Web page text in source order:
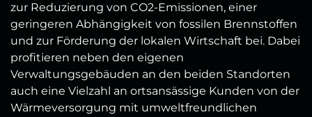
zur Reduzierung von CO2-Emissionen, einer
geringeren Abhängigkeit von fossilen Brennstoffen
und zur Förderung der lokalen Wirtschaft bei. Dabei
profitieren neben den eigenen
Verwaltungsgebäuden an den beiden Standorten
auch eine Vielzahl an ortsansässige Kunden von der
Wärmeversorgung mit umweltfreundlichen